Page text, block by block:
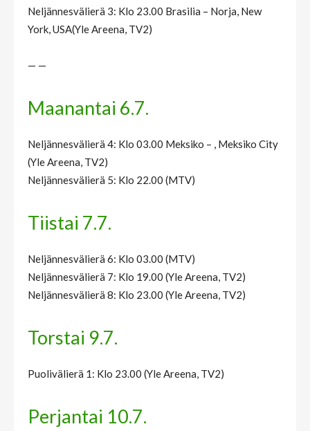
Neljännesvälierä 3: Klo 23.00 Brasilia – Norja, New
York, USA(Yle Areena, TV2)
— —
Maanantai 6.7.
Neljännesvälierä 4: Klo 03.00 Meksiko – , Meksiko City
(Yle Areena, TV2)
Neljännesvälierä 5: Klo 22.00 (MTV)
Tiistai 7.7.
Neljännesvälierä 6: Klo 03.00 (MTV)
Neljännesvälierä 7: Klo 19.00 (Yle Areena, TV2)
Neljännesvälierä 8: Klo 23.00 (Yle Areena, TV2)
Torstai 9.7.
Puolivälierä 1: Klo 23.00 (Yle Areena, TV2)
Perjantai 10.7.